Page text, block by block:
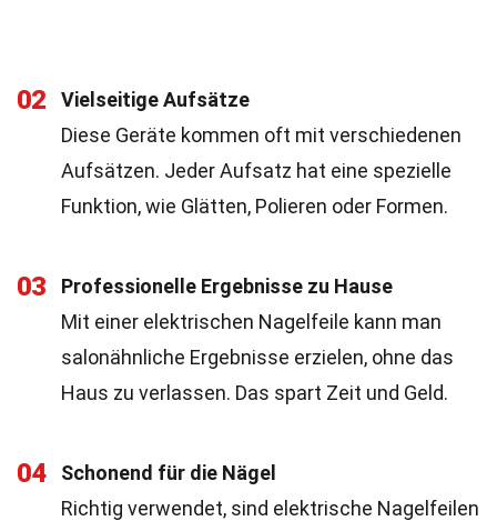
02
Vielseitige Aufsätze
Diese Geräte kommen oft mit verschiedenen
Aufsätzen. Jeder Aufsatz hat eine spezielle
Funktion, wie Glätten, Polieren oder Formen.
03
Professionelle Ergebnisse zu Hause
Mit einer elektrischen Nagelfeile kann man
salonähnliche Ergebnisse erzielen, ohne das
Haus zu verlassen. Das spart Zeit und Geld.
04
Schonend für die Nägel
Richtig verwendet, sind elektrische Nagelfeilen